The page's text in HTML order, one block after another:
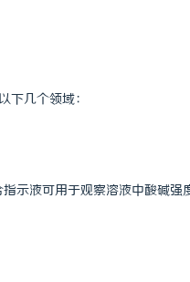
下几个领域：
示液可用于观察溶液中酸碱